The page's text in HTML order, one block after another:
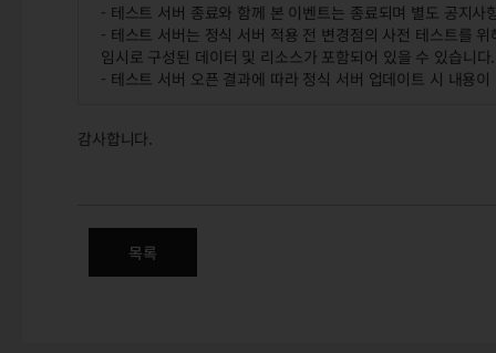
- 테스트 서버 종료와 함께 본 이벤트는 종료되며 별도 공지
- 테스트 서버는 정식 서버 적용 전 변경점의 사전 테스트를
임시로 구성된 데이터 및 리소스가 포함되어 있을 수 있습니다.
- 테스트 서버 오픈 결과에 따라 정식 서버 업데이트 시 내용
감사합니다.
목록